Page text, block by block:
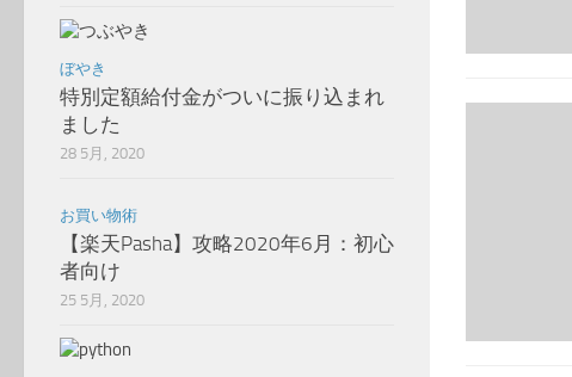
ぼやき
特別定額給付金がついに振り込まれ
ました
28 5月, 2020
お買い物術
【楽天Pasha】攻略2020年6月：初心
者向け
25 5月, 2020